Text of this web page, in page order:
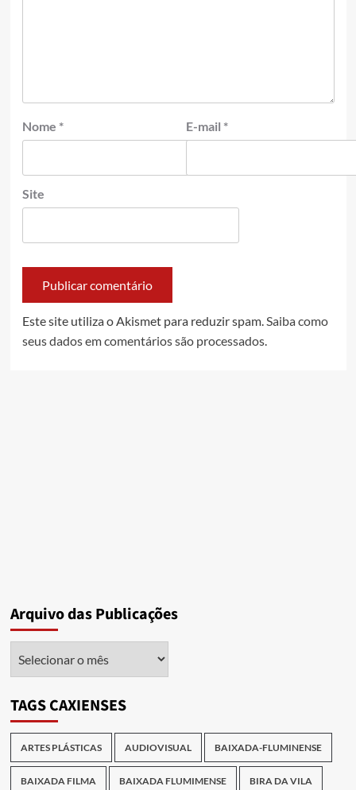
Nome * E-mail *
Site
Este site utiliza o Akismet para reduzir spam.Saiba como
seus dados em comentários são processados.
Arquivo das Publicações
TAGS CAXIENSES
ARTES PLÁSTICAS AUDIOVISUAL BAIXADA-FLUMINENSE
BAIXADA FILMA BAIXADA FLUMIMENSE BIRA DA VILA